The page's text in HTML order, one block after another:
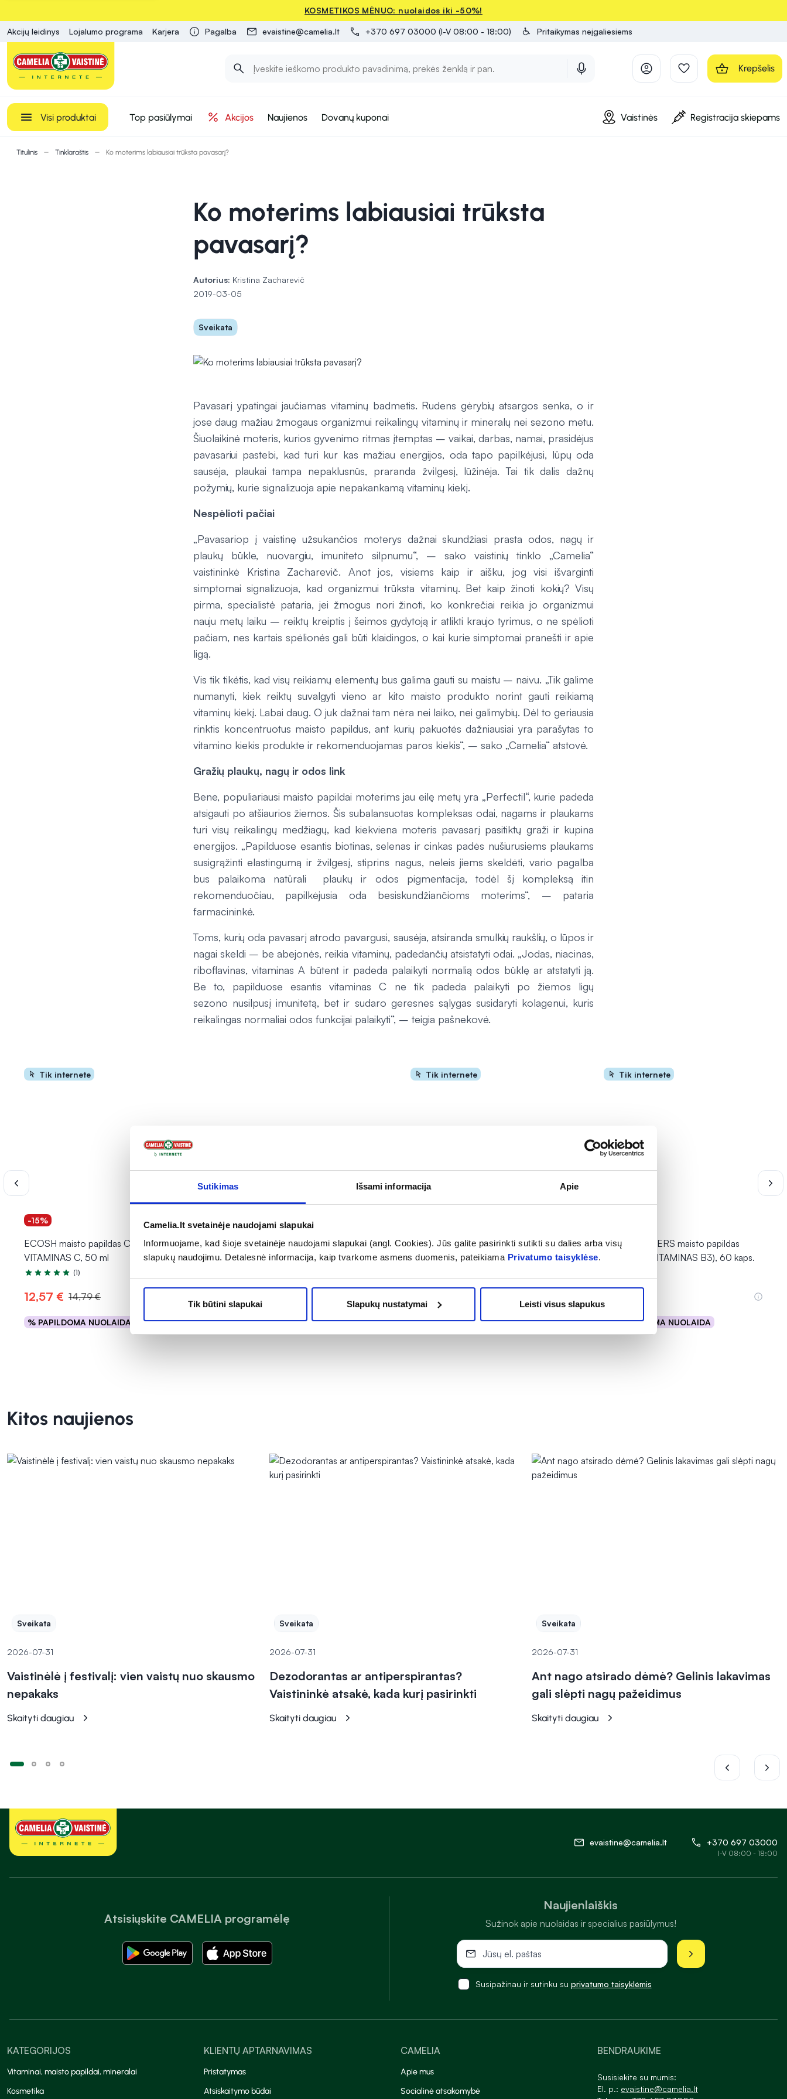
Sutikimas Išsami informacija Apie
Camelia.lt svetainėje naudojami slapukai
Informuojame, kad šioje svetainėje naudojami slapukai (angl. Cookies). Jūs galite pasirinkti sutikti su dalies arba visų
slapukų naudojimu. Detalesnė informacija, kaip tvarkome asmens duomenis, pateikiama Privatumo taisyklėse.
Tik būtini slapukai Slapukų nustatymai Leisti visus slapukus
KOSMETIKOS MĖNUO: nuolaidos iki -50%!
Akcijų leidinys Lojalumo programa Karjera Pagalba evaistine@camelia.lt +370 697 03000 (I-V 08:00 - 18:00) Pritaikymas neįgaliesiems
Krepšelis
Visi produktai Top pasiūlymai Akcijos Naujienos Dovanų kuponai Vaistinės Registracija skiepams
Titulinis Tinklaraštis Ko moterims labiausiai trūksta pavasarį?
Ko moterims labiausiai trūksta
pavasarį?
Autorius: Kristina Zacharevič
2019-03-05
Sveikata
Pavasarį ypatingai jaučiamas vitaminų badmetis. Rudens gėrybių atsargos senka, o ir
jose daug mažiau žmogaus organizmui reikalingų vitaminų ir mineralų nei sezono metu.
Šiuolaikinė moteris, kurios gyvenimo ritmas įtemptas – vaikai, darbas, namai, prasidėjus
pavasariui pastebi, kad turi kur kas mažiau energijos, oda tapo papilkėjusi, lūpų oda
sausėja, plaukai tampa nepaklusnūs, praranda žvilgesį, lūžinėja. Tai tik dalis dažnų
požymių, kurie signalizuoja apie nepakankamą vitaminų kiekį.
Nespėlioti pačiai
„Pavasariop į vaistinę užsukančios moterys dažnai skundžiasi prasta odos, nagų ir
plaukų būkle, nuovargiu, imuniteto silpnumu“, – sako vaistinių tinklo „Camelia“
vaistininkė Kristina Zacharevič. Anot jos, visiems kaip ir aišku, jog visi išvarginti
simptomai signalizuoja, kad organizmui trūksta vitaminų. Bet kaip žinoti kokių? Visų
pirma, specialistė pataria, jei žmogus nori žinoti, ko konkrečiai reikia jo organizmui
nauju metų laiku – reiktų kreiptis į šeimos gydytoją ir atlikti kraujo tyrimus, o ne spėlioti
pačiam, nes kartais spėlionės gali būti klaidingos, o kai kurie simptomai pranešti ir apie
ligą.
Vis tik tikėtis, kad visų reikiamų elementų bus galima gauti su maistu – naivu. „Tik galime
numanyti, kiek reiktų suvalgyti vieno ar kito maisto produkto norint gauti reikiamą
vitaminų kiekį. Labai daug. O juk dažnai tam nėra nei laiko, nei galimybių. Dėl to geriausia
rinktis koncentruotus maisto papildus, ant kurių pakuotės dažniausiai yra parašytas to
vitamino kiekis produkte ir rekomenduojamas paros kiekis“, – sako „Camelia“ atstovė.
Gražių plaukų, nagų ir odos link
Bene, populiariausi maisto papildai moterims jau eilę metų yra „Perfectil“, kurie padeda
atsigauti po atšiaurios žiemos. Šis subalansuotas kompleksas odai, nagams ir plaukams
turi visų reikalingų medžiagų, kad kiekviena moteris pavasarį pasitiktų graži ir kupina
energijos. „Papilduose esantis biotinas, selenas ir cinkas padės nušiurusiems plaukams
susigrąžinti elastingumą ir žvilgesį, stiprins nagus, neleis jiems skeldėti, vario pagalba
bus palaikoma natūrali plaukų ir odos pigmentacija, todėl šį kompleksą itin
rekomenduočiau, papilkėjusia oda besiskundžiančioms moterims“, – pataria
farmacininkė.
Toms, kurių oda pavasarį atrodo pavargusi, sausėja, atsiranda smulkių raukšlių, o lūpos ir
nagai skeldi – be abejonės, reikia vitaminų, padedančių atsistatyti odai. „Jodas, niacinas,
riboflavinas, vitaminas A būtent ir padeda palaikyti normalią odos būklę ar atstatyti ją.
Be to, papilduose esantis vitaminas C ne tik padeda palaikyti po žiemos ligų
sezono nusilpusį imunitetą, bet ir sudaro geresnes sąlygas susidaryti kolagenui, kuris
reikalingas normaliai odos funkcijai palaikyti“, – teigia pašnekovė.
Tik internete
-15%
ECOSH maisto papildas CINKAS +
VITAMINAS C, 50 ml
Įvertinimas 5.0 iš 5
(1)
12,57 € 14,79 €
% PAPILDOMA NUOLAIDA
Į krepšelį
-40% *
LIVOL maisto papildas EXTRA
VITAMIN C 400 mg, 50 kramtomųjų
% PAPILDOMA NUOLAIDA
Tik internete
SWANSON maisto papildas
VITAMINAS B3 500 mg, 250 kaps.
% PAPILDOMA NUOLAIDA
Tik internete
RAW POWDERS maisto papildas
NIACINAS (VITAMINAS B3), 60 kaps.
% PAPILDOMA NUOLAIDA
Į krepšelį
Kitos naujienos
Sveikata
2026-07-31
Vaistinėlė į festivalį: vien vaistų nuo skausmo
nepakaks
Skaityti daugiau
Sveikata
2026-07-31
Dezodorantas ar antiperspirantas?
Vaistininkė atsakė, kada kurį pasirinkti
Skaityti daugiau
Sveikata
2026-07-31
Ant nago atsirado dėmė? Gelinis lakavimas
gali slėpti nagų pažeidimus
Skaityti daugiau
Atsisiųskite CAMELIA programėlę
Naujienlaiškis
Sužinok apie nuolaidas ir specialius pasiūlymus!
Susipažinau ir sutinku su privatumo taisyklėmis
evaistine@camelia.lt +370 697 03000
I-V 08:00 - 18:00
KATEGORIJOS
Vitaminai, maisto papildai, mineralai
Kosmetika
KLIENTŲ APTARNAVIMAS
Pristatymas
Atsiskaitymo būdai
CAMELIA
Apie mus
Socialinė atsakomybė
BENDRAUKIME
Susisiekite su mumis:
El. p.: evaistine@camelia.lt